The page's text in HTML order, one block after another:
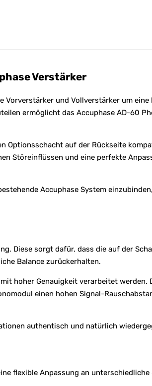
Verstärker
Vorverstärker und Vollverstärker um
ermöglicht das Accuphase AD-60
Optionsschacht auf der Rückseite
Störeinflüssen und eine perfekte
Accuphase System
Diese sorgt dafür, dass die auf der
Balance zurückerhalten.
hoher Genauigkeit verarbeitet werden.
einen hohen Signal-
authentisch und natürlich
flexible Anpassung an unterschiedliche